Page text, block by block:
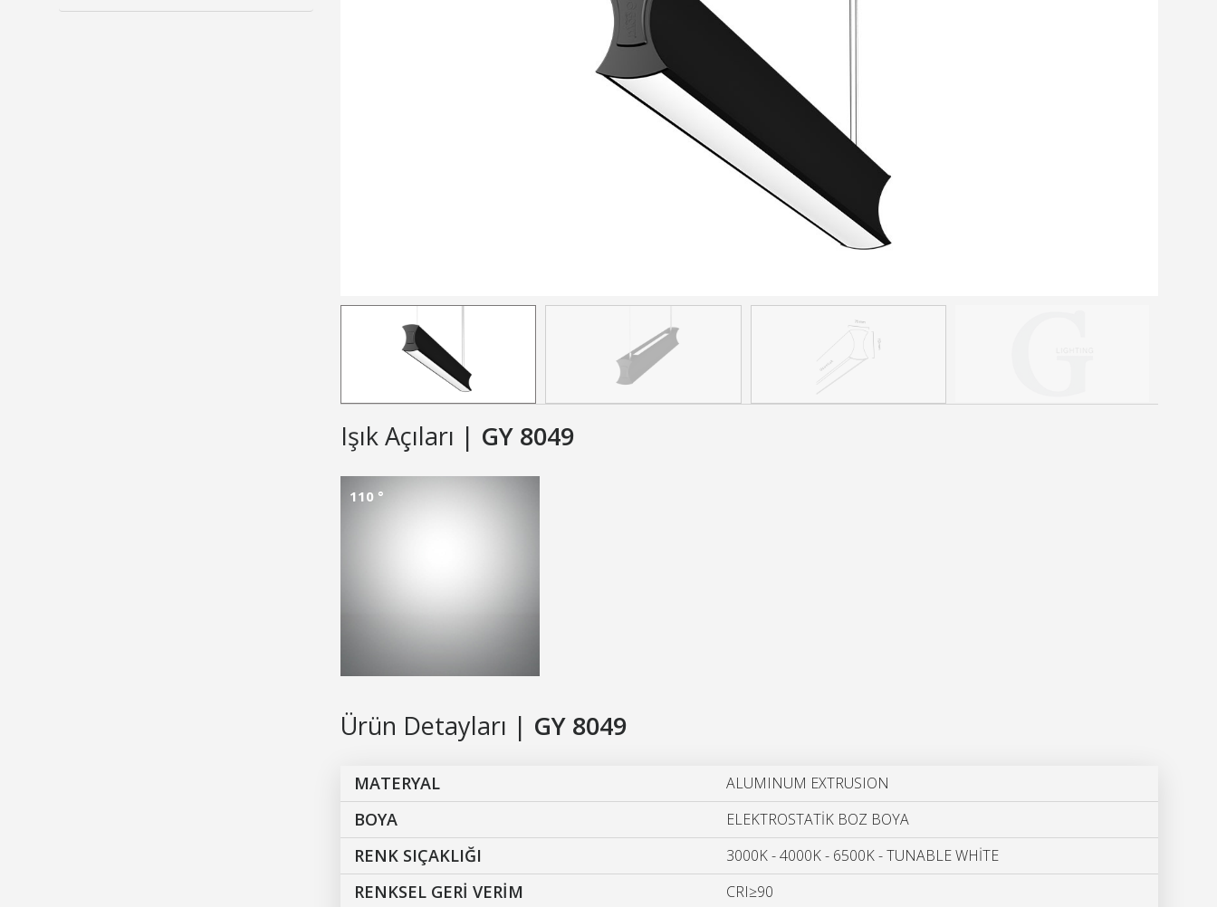
Işık Açıları | GY 8049
110 °
Ürün Detayları | GY 8049
MATERYAL ALUMINUM EXTRUSION
BOYA ELEKTROSTATİK BOZ BOYA
RENK SIÇAKLIĞI 3000K - 4000K - 6500K - TUNABLE WHİTE
RENKSEL GERİ VERİM CRI≥90